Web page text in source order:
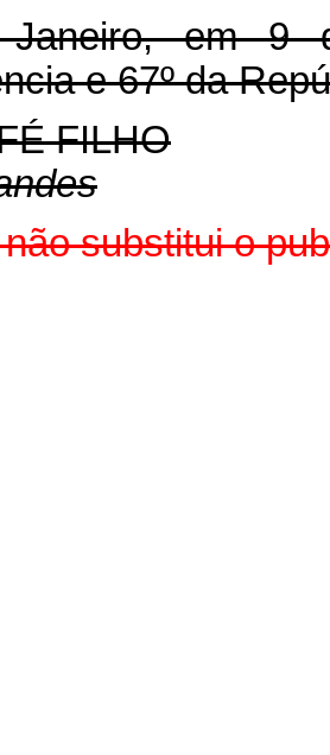
em 9
e 67º da
FILHO
substitui o